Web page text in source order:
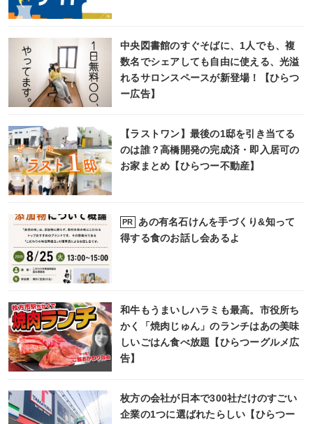
中央図書館のすぐそばに、1人でも、複
数名でシェアしても自由に使える、光溢
れるサロンスペースが新登場！【ひらつ
ー広告】
【ラストワン】最後の1邸を引き当てる
のは誰？高橋開発の完成済・即入居可の
お家まとめ【ひらつー不動産】
PR
あの有名石けんを手づくり&知って
得する食のお話し会あるよ
和牛もうまいしハラミも最高。市役所ち
かく「焼肉じゅん」のランチはあの美味
しいごはん食べ放題【ひらつーグルメ広
告】
枚方の会社が日本で300社だけのすごい
企業の1つに選ばれたらしい【ひらつー